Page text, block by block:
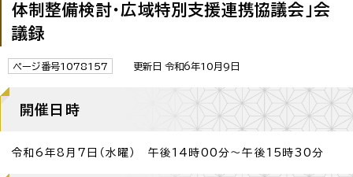
体制整備検討・広域特別支援連携協議会」会
議録
ページ番号1078157 更新日 令和6年10月9日
開催日時
令和6年8月7日（水曜） 午後14時00分～午後15時30分